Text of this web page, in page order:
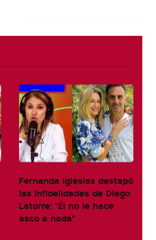
Fernanda Iglesias destapó
las infidelidades de Diego
Latorre: "Él no le hace
asco a nada"